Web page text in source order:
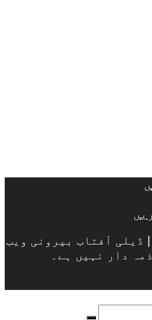
| ڈیلی آفتاب بیرونی ویب
دار نہیں ہے۔